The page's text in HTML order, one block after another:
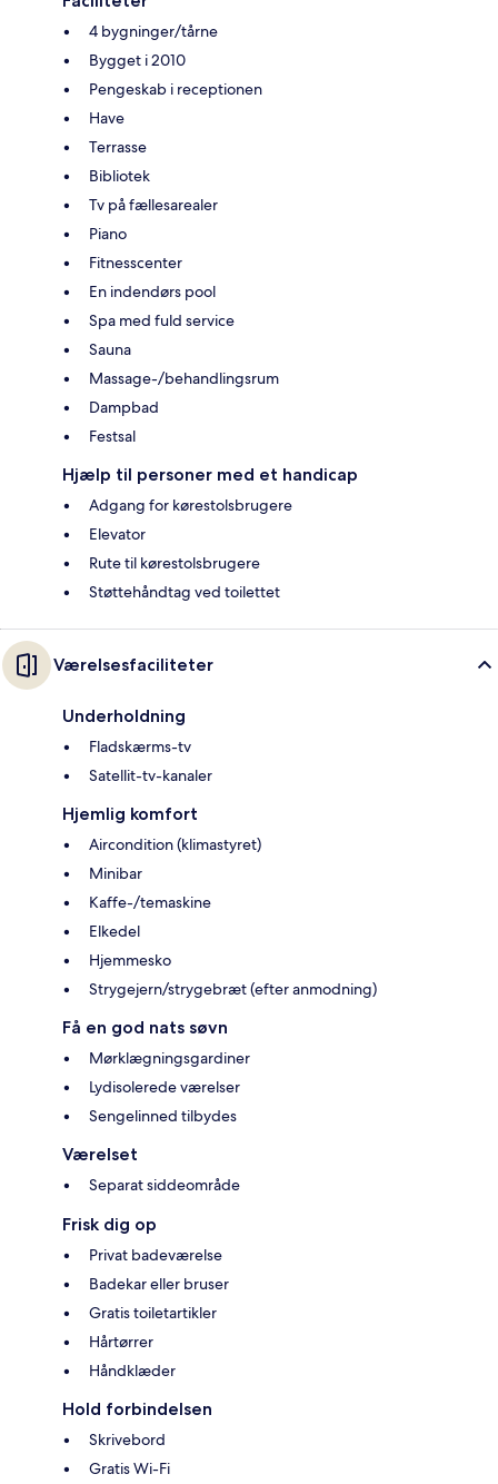
4 bygninger/tårne
Bygget i 2010
Pengeskab i receptionen
Have
Terrasse
Bibliotek
Tv på fællesarealer
Piano
Fitnesscenter
En indendørs pool
Spa med fuld service
Sauna
Massage-/behandlingsrum
Dampbad
Festsal
Hjælp til personer med et handicap
Adgang for kørestolsbrugere
Elevator
Rute til kørestolsbrugere
Støttehåndtag ved toilettet
Værelsesfaciliteter
Underholdning
Fladskærms-tv
Satellit-tv-kanaler
Hjemlig komfort
Aircondition (klimastyret)
Minibar
Kaffe-/temaskine
Elkedel
Hjemmesko
Strygejern/strygebræt (efter anmodning)
Få en god nats søvn
Mørklægningsgardiner
Lydisolerede værelser
Sengelinned tilbydes
Værelset
Separat siddeområde
Frisk dig op
Privat badeværelse
Badekar eller bruser
Gratis toiletartikler
Hårtørrer
Håndklæder
Hold forbindelsen
Skrivebord
Gratis Wi-Fi